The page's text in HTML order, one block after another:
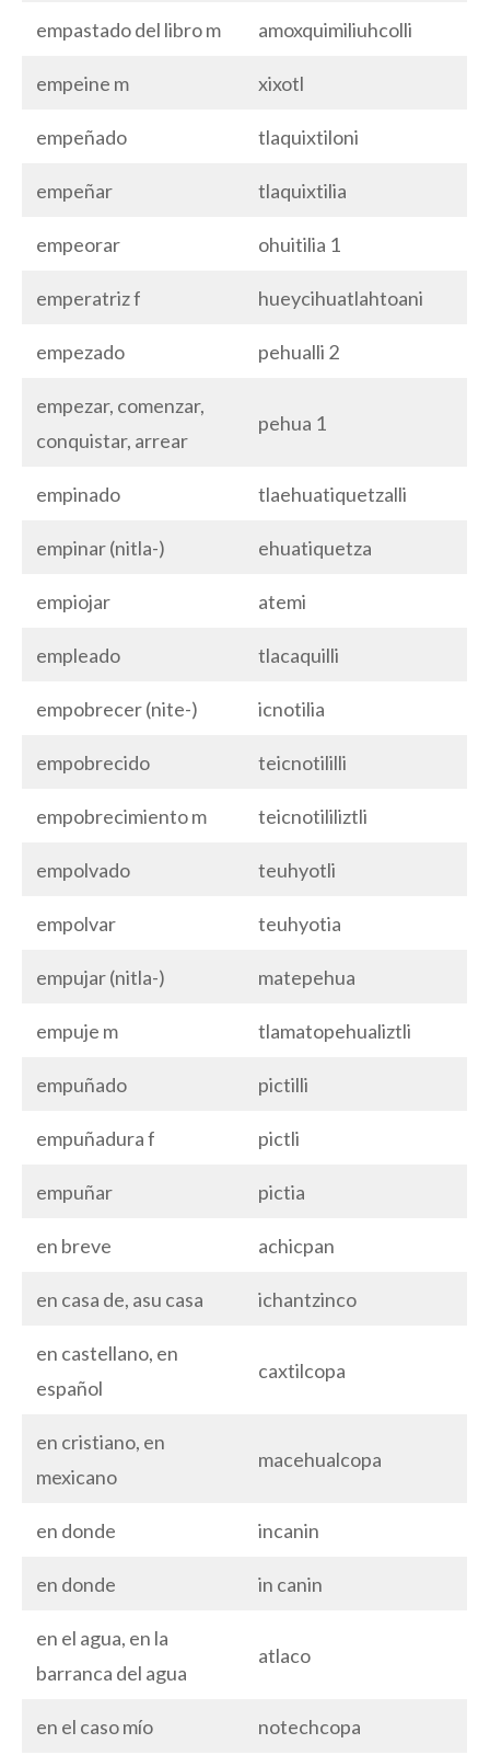
empastado del libro m amoxquimiliuhcolli
empeine m xixotl
empeñado tlaquixtiloni
empeñar tlaquixtilia
empeorar ohuitilia 1
emperatriz f hueycihuatlahtoani
empezado pehualli 2
empezar, comenzar,
conquistar, arrear
pehua 1
empinado tlaehuatiquetzalli
empinar (nitla-) ehuatiquetza
empiojar atemi
empleado tlacaquilli
empobrecer (nite-) icnotilia
empobrecido teicnotililli
empobrecimiento m teicnotililiztli
empolvado teuhyotli
empolvar teuhyotia
empujar (nitla-) matepehua
empuje m tlamatopehualiztli
empuñado pictilli
empuñadura f pictli
empuñar pictia
en breve achicpan
en casa de, asu casa ichantzinco
en castellano, en
español
caxtilcopa
en cristiano, en
mexicano
macehualcopa
en donde incanin
en donde in canin
en el agua, en la
barranca del agua
atlaco
en el caso mío notechcopa